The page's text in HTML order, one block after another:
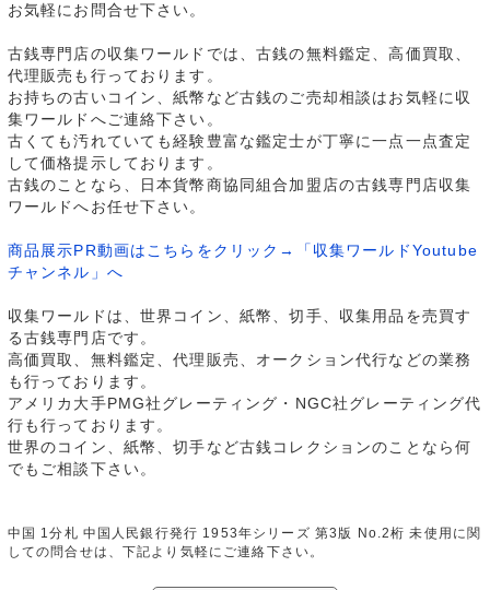
お気軽にお問合せ下さい。
古銭専門店の収集ワールドでは、古銭の無料鑑定、高価買取、
代理販売も行っております。
お持ちの古いコイン、紙幣など古銭のご売却相談はお気軽に収
集ワールドへご連絡下さい。
古くても汚れていても経験豊富な鑑定士が丁寧に一点一点査定
して価格提示しております。
古銭のことなら、日本貨幣商協同組合加盟店の古銭専門店収集
ワールドへお任せ下さい。
商品展示PR動画はこちらをクリック→「収集ワールドYoutube
チャンネル」へ
収集ワールドは、世界コイン、紙幣、切手、収集用品を売買す
る古銭専門店です。
高価買取、無料鑑定、代理販売、オークション代行などの業務
も行っております。
アメリカ大手PMG社グレーティング・NGC社グレーティング代
行も行っております。
世界のコイン、紙幣、切手など古銭コレクションのことなら何
でもご相談下さい。
中国 1分札 中国人民銀行発行 1953年シリーズ 第3版 No.2桁 未使用に関
しての問合せは、下記より気軽にご連絡下さい。